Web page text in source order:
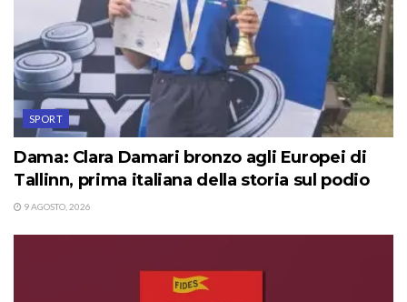
SPORT
Dama: Clara Damari bronzo agli Europei di
Tallinn, prima italiana della storia sul podio
9 AGOSTO, 2026